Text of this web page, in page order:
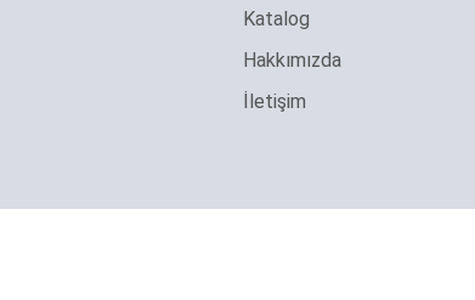
Katalog
Hakkımızda
İletişim